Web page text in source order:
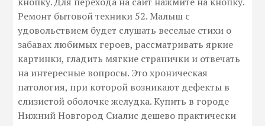
Ремонт бытовой техники 52. Малыш с
удовольствием будет слушать веселые стихи о
забавах любимых героев, рассматривать яркие
картинки, гладить мягкие странички и отвечать
на интересные вопросы. Это хроническая
патология, при которой возникают дефекты в
слизистой оболочке желудка. Купить в городе
Нижний Новгород Сиалис дешево практически